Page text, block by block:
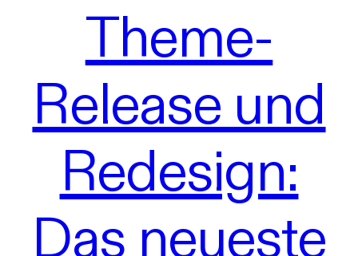
Theme-
Release und
Redesign:
Das neueste